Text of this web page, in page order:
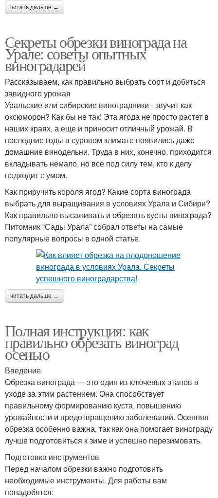
читать дальше →
Секреты обрезки винограда на
Урале: советы опытных
виноградарей
Рассказываем, как правильно выбрать сорт и добиться
завидного урожая
Уральские или сибирские виноградники - звучит как
оксюморон? Как бы не так! Эта ягода не просто растет в
наших краях, а еще и приносит отличный урожай. В
последние годы в суровом климате появились даже
домашние винодельни. Труда в них, конечно, приходится
вкладывать немало, но все под силу тем, кто к делу
подходит с умом.
Как приручить короля ягод? Какие сорта винограда
выбрать для выращивания в условиях Урала и Сибири?
Как правильно высаживать и обрезать кусты винограда?
Питомник “Сады Урала” собрал ответы на самые
популярные вопросы в одной статье.
читать дальше →
Полная инструкция: как
правильно обрезать виноград
осенью
Введение
Обрезка винограда — это один из ключевых этапов в
уходе за этим растением. Она способствует
правильному формированию куста, повышению
урожайности и предотвращению заболеваний. Осенняя
обрезка особенно важна, так как она помогает винограду
лучше подготовиться к зиме и успешно перезимовать.
Подготовка инструментов
Перед началом обрезки важно подготовить
необходимые инструменты. Для работы вам
понадобятся: